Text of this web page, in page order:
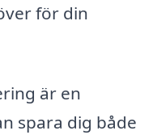
för din
är en
spara dig både